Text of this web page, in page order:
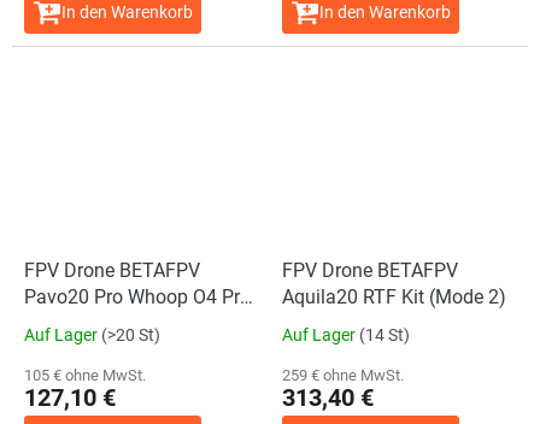
In den Warenkorb In den Warenkorb
FPV Drone BETAFPV
Pavo20 Pro Whoop O4 Pro
PNP, ELRS 2.4G
Auf Lager (>20 St)
105 € ohne MwSt.
127,10 €
FPV Drone BETAFPV
Aquila20 RTF Kit (Mode 2)
Auf Lager (14 St)
259 € ohne MwSt.
313,40 €